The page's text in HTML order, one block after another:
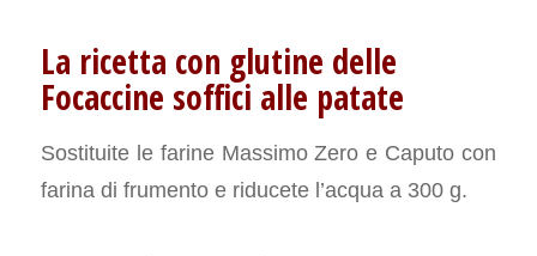
La ricetta con glutine delle
Focaccine soffici alle patate
Sostituite le farine Massimo Zero e Caputo con
farina di frumento e riducete l’acqua a 300 g.